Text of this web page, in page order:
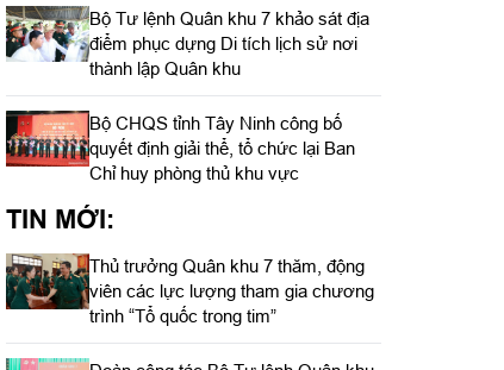
Bộ Tư lệnh Quân khu 7 khảo sát địa
điểm phục dựng Di tích lịch sử nơi
thành lập Quân khu
Bộ CHQS tỉnh Tây Ninh công bố
quyết định giải thể, tổ chức lại Ban
Chỉ huy phòng thủ khu vực
TIN MỚI:
Thủ trưởng Quân khu 7 thăm, động
viên các lực lượng tham gia chương
trình “Tổ quốc trong tim”